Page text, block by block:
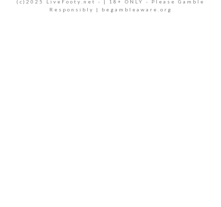
(c)2025 LiveFooty.net - | 18+ ONLY - Please Gamble
Responsibly | begambleaware.org